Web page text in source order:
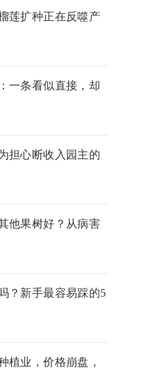
莲扩种正在反噬产
一条看似直接，却
担心断收入园主的
他果树好？从病害
？新手最容易踩的5
植业，价格崩盘，